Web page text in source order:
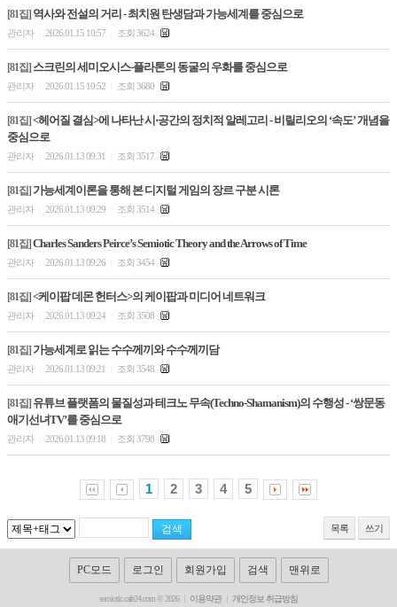
[81집] 역사와 전설의 거리 - 최치원 탄생담과 가능세계를 중심으로
관리자 2026.01.15 10:57 조회 3624
[81집] 스크린의 세미오시스-플라톤의 동굴의 우화를 중심으로
관리자 2026.01.15 10:52 조회 3680
[81집] <헤어질 결심>에 나타난 시⋅공간의 정치적 알레고리 - 비릴리오의 ‘속도’ 개념을
중심으로
관리자 2026.01.13 09:31 조회 3517
[81집] 가능세계이론을 통해 본 디지털 게임의 장르 구분 시론
관리자 2026.01.13 09:29 조회 3514
[81집] Charles Sanders Peirce’s Semiotic Theory and the Arrows of Time
관리자 2026.01.13 09:26 조회 3454
[81집] <케이팝 데몬 헌터스>의 케이팝과 미디어 네트워크
관리자 2026.01.13 09:24 조회 3508
[81집] 가능세계로 읽는 수수께끼와 수수께끼담
관리자 2026.01.13 09:21 조회 3548
[81집] 유튜브 플랫폼의 물질성과 테크노 무속(Techno-Shamanism)의 수행성 - ‘쌍문동
애기선녀TV’를 중심으로
관리자 2026.01.13 09:18 조회 3798
1 2 3 4 5
목록 쓰기
PC모드 로그인 회원가입 검색 맨위로
semiotic.cafe24.com © 2026 이용약관 개인정보 취급방침